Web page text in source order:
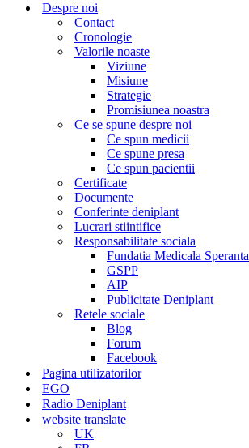
Despre noi
Contact
Cronologie
Valorile noaste
Viziune
Misiune
Strategie
Promisiunea noastra
Ce se spune despre noi
Ce spun medicii
Ce spune presa
Ce spun pacientii
Certificate
Documente
Conferinte deniplant
Lucrari stiintifice
Responsabilitate sociala
Fundatia Medicala Speranta
GSPP
AIP
Publicitate Deniplant
Retele sociale
Blog
Forum
Facebook
Pagina utilizatorilor
EGO
Radio Deniplant
website translate
UK